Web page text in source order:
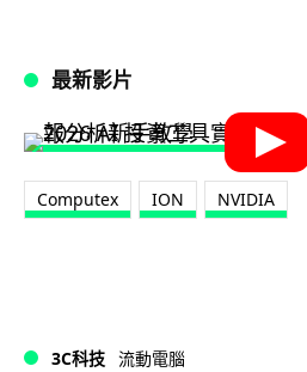
最新影片
Computex ION NVIDIA
3C科技 流動電腦